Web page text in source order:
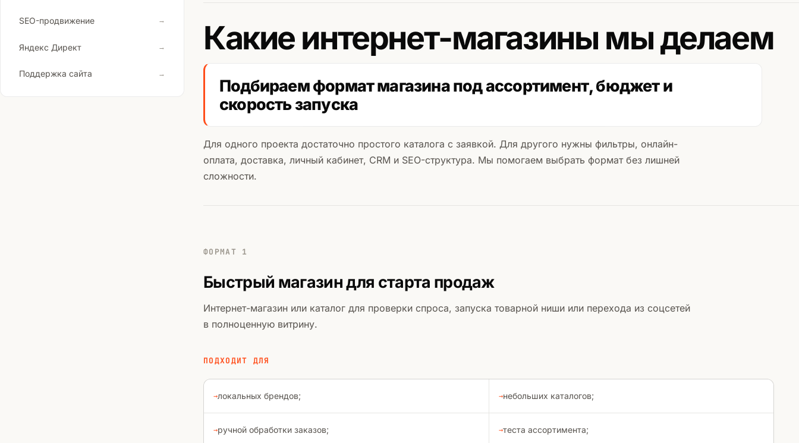
SEO-продвижение →
Яндекс Директ →
Поддержка сайта →
Какие интернет-магазины мы делаем
Подбираем формат магазина под ассортимент, бюджет и
скорость запуска
Для одного проекта достаточно простого каталога с заявкой. Для другого нужны фильтры, онлайн-
оплата, доставка, личный кабинет, CRM и SEO-структура. Мы помогаем выбрать формат без лишней
сложности.
ФОРМАТ 1
Быстрый магазин для старта продаж
Интернет-магазин или каталог для проверки спроса, запуска товарной ниши или перехода из соцсетей
в полноценную витрину.
ПОДХОДИТ ДЛЯ
локальных брендов; небольших каталогов;
ручной обработки заказов; теста ассортимента;